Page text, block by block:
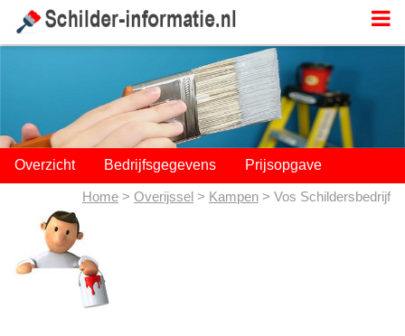
Overzicht Bedrijfsgegevens Prijsopgave
Home > Overijssel > Kampen > Vos Schildersbedrijf